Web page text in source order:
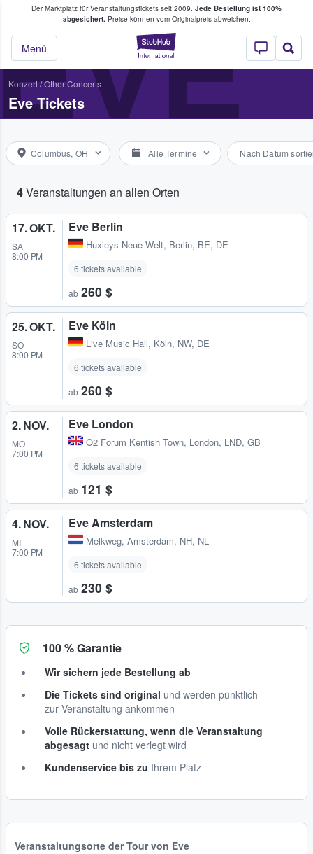
Der Marktplatz für Veranstaltungstickets seit 2009. Jede Bestellung ist 100%
abgesichert.Preise können vom Originalpreis abweichen.
StubHub - Wo
Menü
Tickets kaufen & verkaufen
Konzert/Other Concerts
Eve Tickets
Columbus, OH Alle Termine Nach Datum
4Veranstaltungen an allen Orten
17. OKT.
SA
8:00 PM
Eve Berlin
Huxleys Neue Welt, Berlin, BE, DE
6 tickets available
ab 260 $
25. OKT.
SO
8:00 PM
Eve Köln
Live Music Hall, Köln, NW, DE
6 tickets available
ab 260 $
2. NOV.
MO
7:00 PM
Eve London
O2 Forum Kentish Town, London, LND, GB
6 tickets available
ab 121 $
4. NOV.
MI
7:00 PM
Eve Amsterdam
Melkweg, Amsterdam, NH, NL
6 tickets available
ab 230 $
100 % Garantie
Wir sichern jede Bestellung ab
Die Tickets sind original und werden pünktlich
zur Veranstaltung ankommen
Volle Rückerstattung, wenn die Veranstaltung
abgesagt und nicht verlegt wird
Kundenservice bis zu Ihrem Platz
Veranstaltungsorte der Tour von Eve